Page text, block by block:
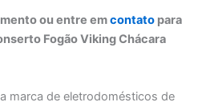
ou entre emcontato para
Fogão Viking Chácara
marca de eletrodomésticos de